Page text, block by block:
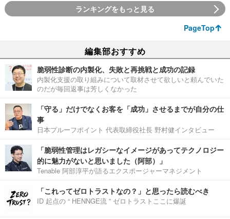
ランキングをもっと見る
PageTop
編集部おすすめ
脆弱性診断の内製化、失敗と再挑戦と成功の記録
内製化支援の取り組みについて取材させて欲しいと頼んでいた
のだが毎回返事は芳しくなかった
「守る」だけでなくお客を「成功」させるまでが自分の仕
事
日本プルーフポイント 代表取締役社長 野村健インタビュー
「脆弱性管理はレガシーなイメージがあってテクノロジー
的に魅力がないと思いました（阿部）」
Tenable 阿部淳平が語るエクスポージャーマネジメント
「これってゼロトラストなの？」と思ったら読むべき
ID 起点の “ HENNGE流 ” ゼロトラストここに爆誕